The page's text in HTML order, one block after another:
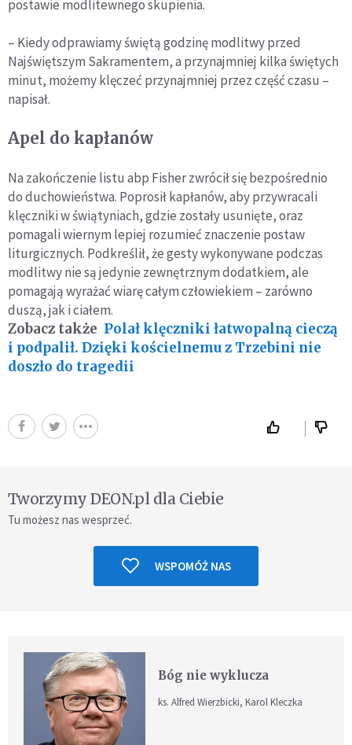
postawie modlitewnego skupienia.
– Kiedy odprawiamy świętą godzinę modlitwy przed
Najświętszym Sakramentem, a przynajmniej kilka świętych
minut, możemy klęczeć przynajmniej przez część czasu –
napisał.
Apel do kapłanów
Na zakończenie listu abp Fisher zwrócił się bezpośrednio
do duchowieństwa. Poprosił kapłanów, aby przywracali
klęczniki w świątyniach, gdzie zostały usunięte, oraz
pomagali wiernym lepiej rozumieć znaczenie postaw
liturgicznych. Podkreślił, że gesty wykonywane podczas
modlitwy nie są jedynie zewnętrznym dodatkiem, ale
pomagają wyrażać wiarę całym człowiekiem – zarówno
duszą, jak i ciałem.
Zobacz także Polał klęczniki łatwopalną cieczą
i podpalił. Dzięki kościelnemu z Trzebini nie
doszło do tragedii
Tworzymy DEON.pl dla Ciebie
Tu możesz nas wesprzeć.
WSPOMÓŻ NAS
Bóg nie wyklucza
ks. Alfred Wierzbicki, Karol Kleczka